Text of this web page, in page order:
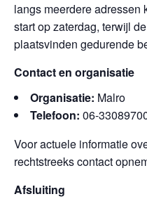
langs meerdere adressen
start op zaterdag, terwijl
plaatsvinden gedurende
Contact en organisatie
Organisatie: Malro
Telefoon: 06-
Voor actuele informatie
rechtstreeks contact
Afsluiting